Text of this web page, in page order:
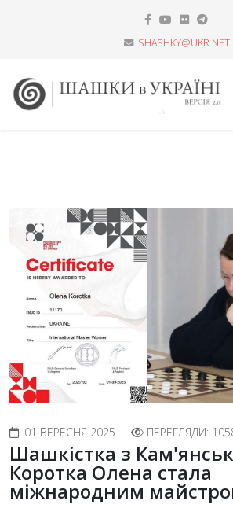
SHASHKY@UKR.NET
01 ВЕРЕСНЯ 2025 ПЕРЕГЛЯДИ:
Шашкістка з
Коротка Олена стала
міжнародним